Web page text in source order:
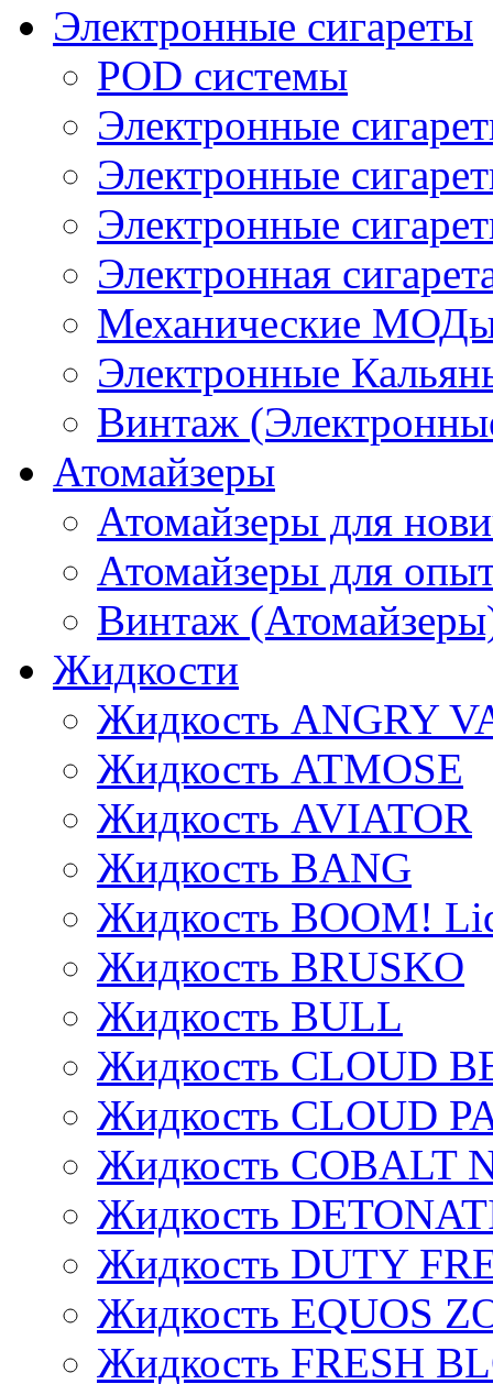
Электронные сигареты
POD системы
Электронные
Электронные
Электронные
Электронная
Механические
Электронные
Винтаж
Атомайзеры
Атомайзеры для
Атомайзеры для
Винтаж
Жидкости
Жидкость ANGRY
Жидкость ATMOSE
Жидкость AVIATOR
Жидкость BANG
Жидкость BOOM!
Жидкость BRUSKO
Жидкость BULL
Жидкость CLOUD
Жидкость CLOUD
Жидкость COBALT
Жидкость
Жидкость DUTY
Жидкость EQUOS
Жидкость FRESH